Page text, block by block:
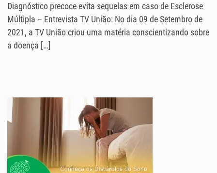
Diagnóstico precoce evita sequelas em caso de Esclerose
Múltipla – Entrevista TV União: No dia 09 de Setembro de
2021, a TV União criou uma matéria conscientizando sobre
a doença […]